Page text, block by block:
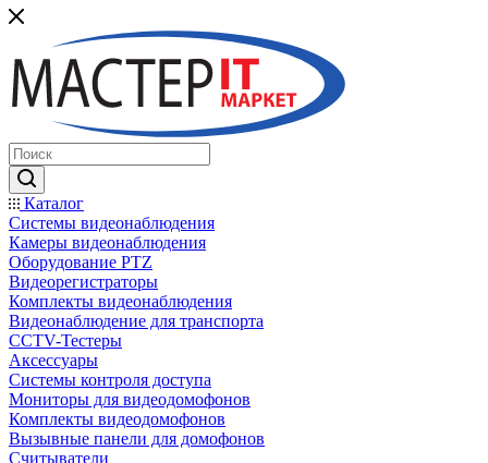
Каталог
Системы видеонаблюдения
Камеры видеонаблюдения
Оборудование PTZ
Видеорегистраторы
Комплекты видеонаблюдения
Видеонаблюдение для транспорта
CCTV-Тестеры
Аксессуары
Системы контроля доступа
Мониторы для видеодомофонов
Комплекты видеодомофонов
Вызывные панели для домофонов
Считыватели